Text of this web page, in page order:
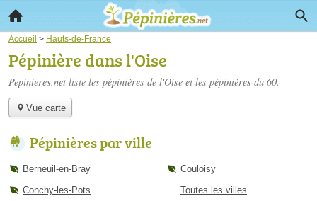
Accueil > Hauts-de-France
Pépinière dans l'Oise
Pepinieres.net liste les pépinières de l'Oise et les pépinières du 60.
Vue carte
Pépinières par ville
Berneuil-en-Bray
Conchy-les-Pots
Couloisy
Toutes les villes